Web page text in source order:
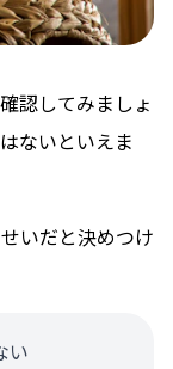
認してみましょ
ないといえま
いだと決めつけ
い